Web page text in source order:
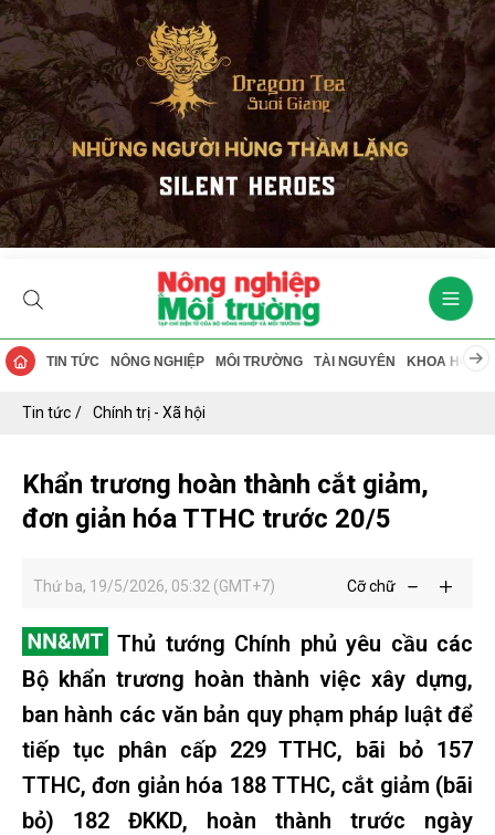
TIN TỨC NÔNG NGHIỆP MÔI TRƯỜNG TÀI NGUYÊN KHOA HỌC
Tin tức Chính trị - Xã hội
Khẩn trương hoàn thành cắt giảm,
đơn giản hóa TTHC trước 20/5
Thứ ba, 19/5/2026, 05:32 (GMT+7) Cỡ chữ
Thủ tướng Chính phủ yêu cầu các
Bộ khẩn trương hoàn thành việc xây dựng,
ban hành các văn bản quy phạm pháp luật để
tiếp tục phân cấp 229 TTHC, bãi bỏ 157
TTHC, đơn giản hóa 188 TTHC, cắt giảm (bãi
bỏ) 182 ĐKKD, hoàn thành trước ngày